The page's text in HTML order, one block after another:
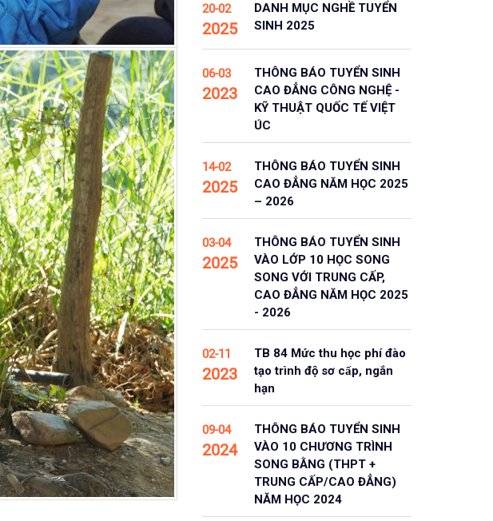
20-02
2025
DANH MỤC NGHỀ TUYỂN
SINH 2025
06-03
2023
THÔNG BÁO TUYỂN SINH
CAO ĐẲNG CÔNG NGHỆ -
KỸ THUẬT QUỐC TẾ VIỆT
ÚC
14-02
2025
THÔNG BÁO TUYỂN SINH
CAO ĐẲNG NĂM HỌC 2025
– 2026
03-04
2025
THÔNG BÁO TUYỂN SINH
VÀO LỚP 10 HỌC SONG
SONG VỚI TRUNG CẤP,
CAO ĐẲNG NĂM HỌC 2025
- 2026
02-11
2023
TB 84 Mức thu học phí đào
tạo trình độ sơ cấp, ngắn
hạn
09-04
2024
THÔNG BÁO TUYỂN SINH
VÀO 10 CHƯƠNG TRÌNH
SONG BẰNG (THPT +
TRUNG CẤP/CAO ĐẲNG)
NĂM HỌC 2024